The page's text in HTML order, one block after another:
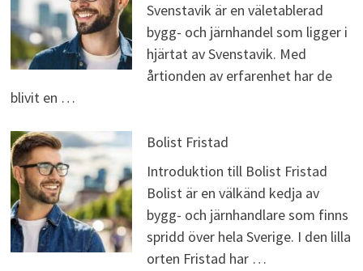
Svenstavik är en väletablerad
bygg- och järnhandel som ligger i
hjärtat av Svenstavik. Med
årtionden av erfarenhet har de
blivit en …
Bolist Fristad
Introduktion till Bolist Fristad
Bolist är en välkänd kedja av
bygg- och järnhandlare som finns
spridd över hela Sverige. I den lilla
orten Fristad har …